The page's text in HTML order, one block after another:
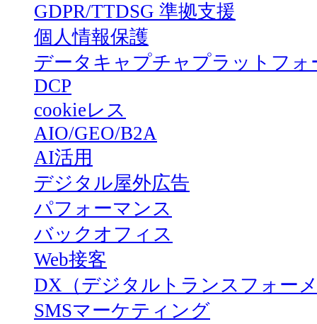
GDPR/TTDSG 準拠支援
個人情報保護
データキャプチャプラットフォ
DCP
cookieレス
AIO/GEO/B2A
AI活用
デジタル屋外広告
パフォーマンス
バックオフィス
Web接客
DX（デジタルトランスフォー
SMSマーケティング